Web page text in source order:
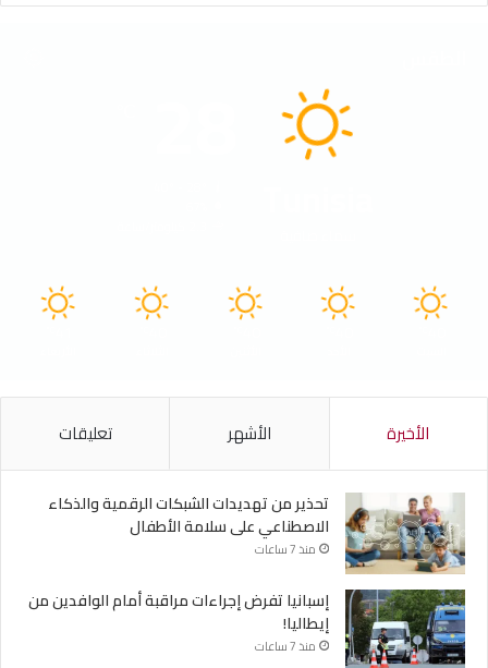
الأخيرة الأشهر تعليقات
تحذير من تهديدات الشبكات الرقمية والذكاء
الاصطناعي على سلامة الأطفال
منذ 7 ساعات
إسبانيا تفرض إجراءات مراقبة أمام الوافدين من
إيطاليا!
منذ 7 ساعات